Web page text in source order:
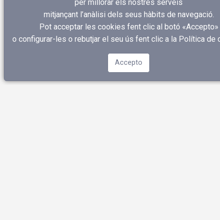
per millorar els nostres serveis
mitjançant l’anàlisi dels seus hàbits de navegació.
Pot acceptar les cookies fent clic al botó «Accepto»
o configurar-les o rebutjar el seu ús fent clic a la Política de
Accepto